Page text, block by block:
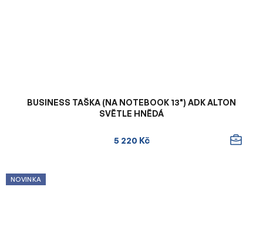
BUSINESS TAŠKA (NA NOTEBOOK 13") ADK ALTON
SVĚTLE HNĚDÁ
5 220 Kč
NOVINKA